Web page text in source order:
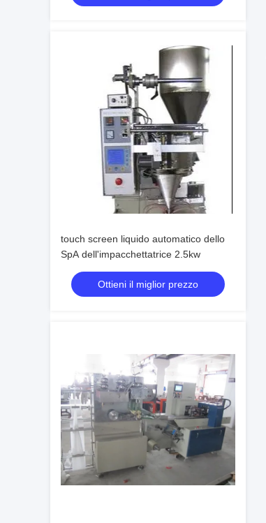
touch screen liquido automatico dello
SpA dell'impacchettatrice 2.5kw
Ottieni il miglior prezzo